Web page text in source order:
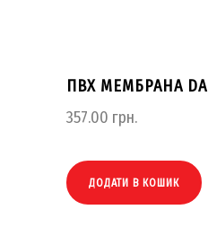
ПВХ МЕМБРАНА
357.00 грн.
ДОДАТИ В КОШИК